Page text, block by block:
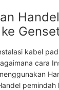
kabel
cara